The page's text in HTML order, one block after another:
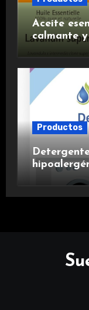
Aceite
calmante
Productos
lavanda.